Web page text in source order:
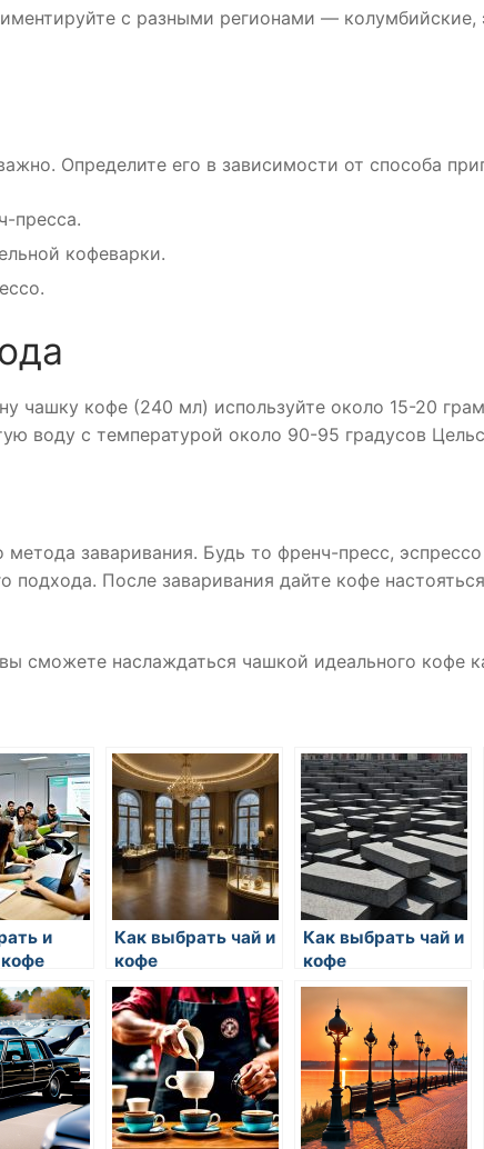
с разными регионами — колумбийские,
Определите его в зависимости от способа
пресса.
кофеварки.
чашку кофе (240 мл) используйте около 15-20
воду с температурой около 90-95 градусов
заваривания. Будь то френч-пресс,
подхода. После заваривания дайте кофе
сможете наслаждаться чашкой идеального кофе
и
Как выбрать чай и
кофе
Как выбрать чай и
кофе